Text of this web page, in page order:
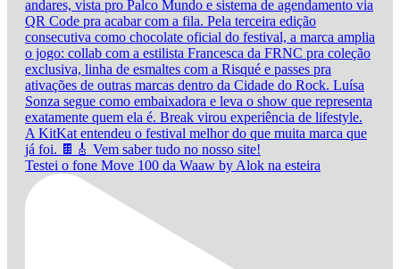
Testei o fone Move 100 da Waaw by Alok na esteira